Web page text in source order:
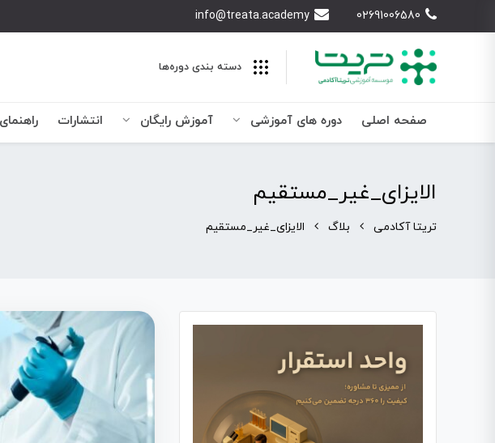
02691006580
info@treata.academy
دسته بندی‌ دوره‌ها
صفحه اصلی دوره های آموزشی آموزش رایگان انتشارات
الایزای_غیر_مستقیم
تریتا آکادمی بلاگ الایزای_غیر_مستقیم